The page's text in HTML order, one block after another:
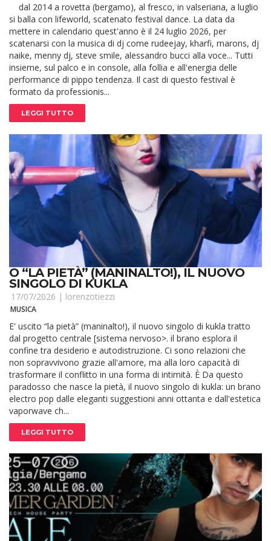
dal 2014 a rovetta (bergamo), al fresco, in valseriana, a luglio
si balla con lifeworld, scatenato festival dance. La data da
mettere in calendario quest'anno è il 24 luglio 2026, per
scatenarsi con la musica di dj come rudeejay, kharfi, marons, dj
naike, menny dj, steve smile, alessandro bucci alla voce... Tutti
insieme, sul palco e in console, alla follia e all'energia delle
performance di pippo tendenza. Il cast di questo festival è
formato da professionis...
LEGGI TUTTO
O “LA PIETÀ” (MANINALTO!), IL NUOVO
SINGOLO DI KUKLA
17/07/2026 | lorenzotiezzi
MUSICA
E' uscito “la pietà” (maninalto!), il nuovo singolo di kukla tratto
dal progetto centrale [sistema nervoso>. il brano esplora il
confine tra desiderio e autodistruzione. Ci sono relazioni che
non sopravvivono grazie all'amore, ma alla loro capacità di
trasformare il conflitto in una forma di intimità. È Da questo
paradosso che nasce la pietà, il nuovo singolo di kukla: un brano
electro pop dalle eleganti suggestioni anni ottanta e dall'estetica
vaporwave ch...
LEGGI TUTTO